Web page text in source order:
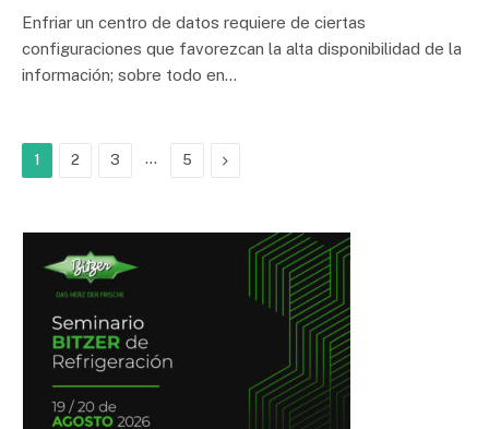
Enfriar un centro de datos requiere de ciertas
configuraciones que favorezcan la alta disponibilidad de la
información; sobre todo en…
1 2 3 … 5 Next